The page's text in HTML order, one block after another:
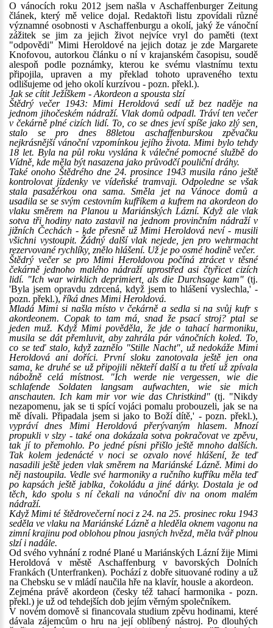
O vánocích roku 2012 jsem našla v Aschaffenburger Zeitung
článek, který mě velice dojal. Redaktoři listu zpovídali různé
významné osobnosti v Aschaffenburgu a okolí, jaký že vánoční
zážitek se jim za jejich život nejvíce vryl do paměti (text
"odpovědi" Mimi Heroldové na jejich dotaz je zde Margarete
Knofovou, autorkou článku o ní v krajanském časopisu, soudě
alespoň podle poznámky, kterou ke svému vlastnímu textu
připojila, upraven a my překlad tohoto upraveného textu
odlišujeme od jeho okolí kurzívou - pozn. překl.).
Jak se cítit Ježíškem - Akordeon a spousta slzí
Štědrý večer 1943: Mimi Heroldová sedí už bez naděje na
jednom jihočeském nádraží. Vlak domů odpadl. Tráví ten večer
v čekárně plné cizích lidí. To, co se dnes jeví spíše jako zlý sen,
stalo se pro dnes 88letou aschaffenburskou zpěvačku
nejkrásnější vánoční vzpomínkou jejího života. Mimi bylo tehdy
18 let. Byla na půl roku vyslána k válečné pomocné službě do
Vídně, kde měla být nasazena jako průvodčí pouliční dráhy.
Také onoho Štědrého dne 24. prosince 1943 musila ráno ještě
kontrolovat jízdenky ve vídeňské tramvaji. Odpoledne se však
stala pasažérkou ona sama. Směla jet na Vánoce domů a
usadila se se svým cestovním kufříkem a kufrem na akordeon do
vlaku směrem na Planou u Mariánských Lázní. Když ale vlak
sotva tři hodiny nato zastavil na jednom provinčním nádraží v
jižních Čechách - kde přesně už Mimi Heroldová neví - musili
všichni vystoupit. Žádný další vlak nejede, jen pro wehrmacht
rezervované rychlíky, znělo hlášení. Už je po osmé hodině večer.
Štědrý večer se pro Mimi Heroldovou počíná ztrácet v těsné
čekárně jednoho malého nádraží uprostřed asi čtyřicet cizích
lidí. "Ich war wirklich deprimiert, als die Durchsage kam" (tj.
'Byla jsem opravdu zdrcená, když jsem to hlášení vyslechla,' -
pozn. překl.), říká dnes Mimi Heroldová.
Mladá Mimi si našla místo v čekárně a sedla si na svůj kufr s
akordeonem. Copak to tam má, snad že psací stroj? ptal se
jeden muž. Když Mimi pověděla, že jde o tahací harmoniku,
musila se dát přemluvit, aby zahrála pár vánočních koled. To,
co se teď stalo, když zaznělo "Stille Nacht", už nedokáže Mimi
Heroldová ani doříci. První sloku zanotovala ještě jen ona
sama, ke druhé se už připojili někteří další a tu třetí už zpívala
nábožně celá místnost. "Ich werde nie vergessen, wie die
schlafende Soldaten langsam aufwachten, wie sie mich
anschauten. Ich kam mir vor wie das Christkind"(tj. "Nikdy
nezapomenu, jak se ti spící vojáci pomalu probouzeli, jak se na
mě dívali. Připadala jsem si jako to Boží dítě,' - pozn. překl.),
vypráví dnes Mimi Heroldová přerývaným hlasem. Mnozí
propukli v slzy - také ona dokázala sotva pokračovat ve zpěvu,
tak jí to přemohlo. Po jedné písni přišlo ještě mnoho dalších.
Tak kolem jedenácté v noci se ozvalo nové hlášení, že teď
nasadili ještě jeden vlak směrem na Mariánské Lázně. Mimi do
něj nastoupila. Vedle své harmoniky a ručního kufříku měla teď
po kapsách ještě jablka, čokoládu a jiné dárky. Dostala je od
těch, kdo spolu s ní čekali na vánoční div na onom malém
nádraží.
Když Mimi té štědrovečerní noci z 24. na 25. prosinec roku 1943
seděla ve vlaku na Mariánské Lázně a hleděla oknem vagonu na
zimní krajinu pod oblohou plnou jasných hvězd, měla tvář plnou
slzí i nadále.
Od svého vyhnání z rodné Plané u Mariánských Lázní žije Mimi
Heroldová v městě Aschaffenburg v bavorských Dolních
Frankách (Unterfranken). Pochází z dobře situované rodiny a už
na Chebsku se v mládí naučila hře na klavír, housle a akordeon.
Zejména právě akordeon (česky též tahací harmonika - pozn.
překl.) je už od tehdejších dob jejím věrným společníkem.
V novém domově si financovala studium zpěvu hodinami, které
dávala zájemcům o hru na její oblíbený nástroj. Po dlouhých